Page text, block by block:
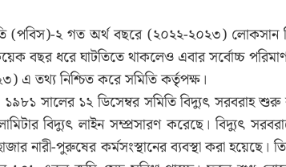
(পবিস)-২ গত অর্থ বছরে (২০২২-২০২৩)
বছর ধরে ঘাটতিতে থাকলেও এবার সর্বোচ্চ
এ তথ্য নিশ্চিত করে সমিতি কর্তৃপক্ষ।
সালের ১২ ডিসেম্বর সমিতি বিদ্যুৎ সরবরাহ শুরু
বিদ্যুৎ লাইন সম্প্রসারণ করেছে। বিদ্যুৎ
নারী-পুরুষের কর্মসংস্থানের ব্যবস্থা করা হয়েছে।